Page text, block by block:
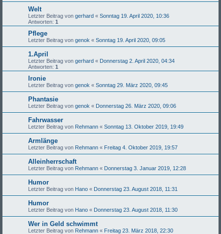
Welt
Letzter Beitrag von gerhard « Sonntag 19. April 2020, 10:36
Antworten: 1
Pflege
Letzter Beitrag von genok « Sonntag 19. April 2020, 09:05
1.April
Letzter Beitrag von gerhard « Donnerstag 2. April 2020, 04:34
Antworten: 1
Ironie
Letzter Beitrag von genok « Sonntag 29. März 2020, 09:45
Phantasie
Letzter Beitrag von genok « Donnerstag 26. März 2020, 09:06
Fahrwasser
Letzter Beitrag von Rehmann « Sonntag 13. Oktober 2019, 19:49
Armlänge
Letzter Beitrag von Rehmann « Freitag 4. Oktober 2019, 19:57
Alleinherrschaft
Letzter Beitrag von Rehmann « Donnerstag 3. Januar 2019, 12:28
Humor
Letzter Beitrag von Hano « Donnerstag 23. August 2018, 11:31
Humor
Letzter Beitrag von Hano « Donnerstag 23. August 2018, 11:30
Wer in Geld schwimmt
Letzter Beitrag von Rehmann « Freitag 23. März 2018, 22:30